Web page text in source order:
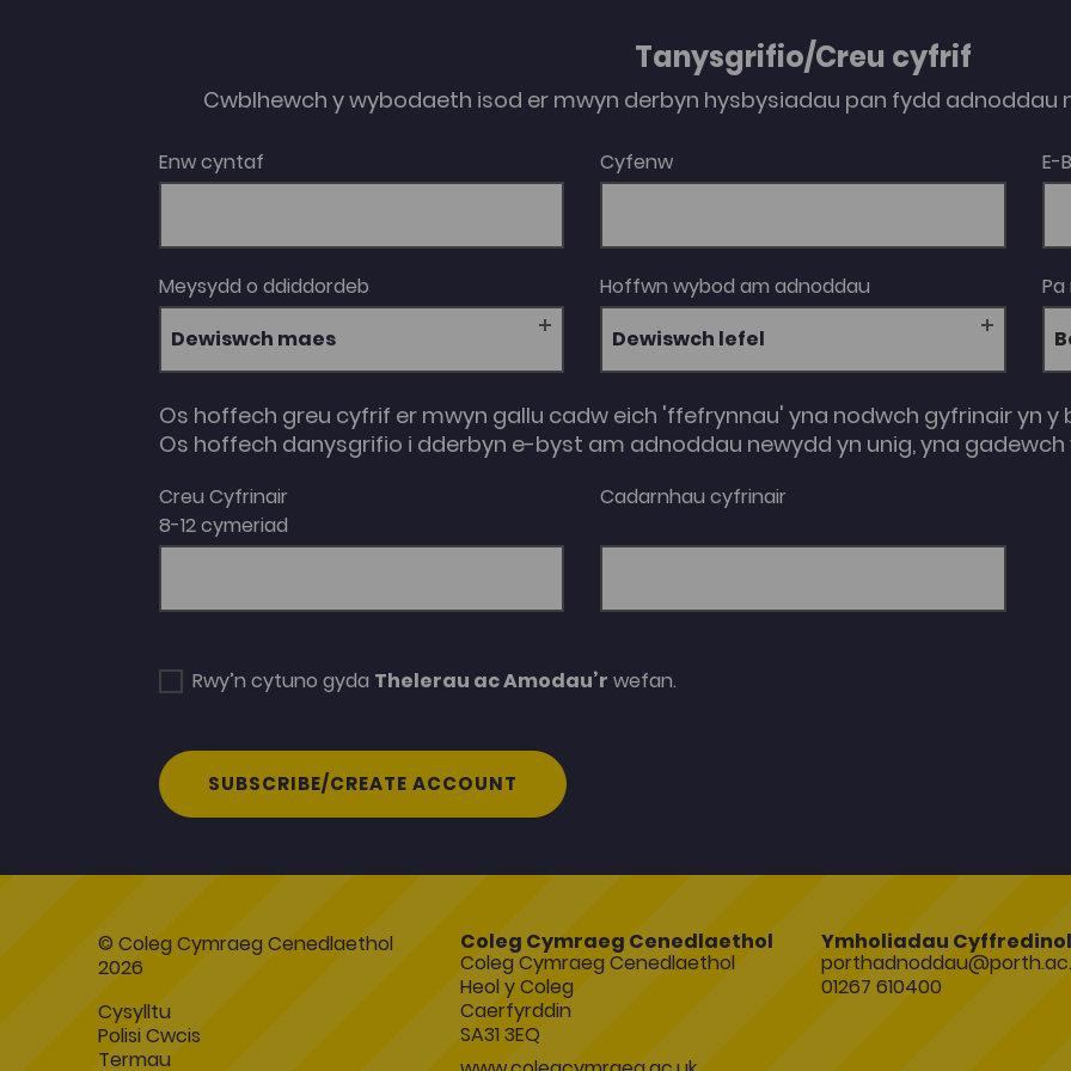
Tanysgrifio/Creu cyfrif
Cwblhewch y wybodaeth isod er mwyn derbyn hysbysiadau pan fydd adnoddau
Enw cyntaf Cyfenw E-
Meysydd o ddiddordeb
Dewiswch maes
Hoffwn wybod am adnoddau
Dewiswch lefel
Os hoffech greu cyfrif er mwyn gallu cadw eich 'ffefrynnau' yna nodwch gyfrinair yn y
Os hoffech danysgrifio i dderbyn e-byst am adnoddau newydd yn unig, yna gadewch
Creu Cyfrinair
8-12 cymeriad
Cadarnhau cyfrinair
Rwy’n cytuno gyda Thelerau ac Amodau’r wefan.
SUBSCRIBE/CREATE ACCOUNT
© Coleg Cymraeg Cenedlaethol
2026
Cysylltu
Polisi Cwcis
Termau
Coleg Cymraeg Cenedlaethol
Coleg Cymraeg Cenedlaethol
Heol y Coleg
Caerfyrddin
SA31 3EQ
Ymholiadau Cyffredinol
01267 610400